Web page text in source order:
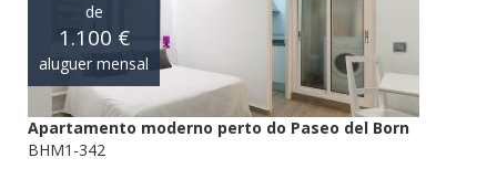
de
1.100 €
aluguer mensal
Apartamento moderno perto do Paseo del Born
BHM1-342